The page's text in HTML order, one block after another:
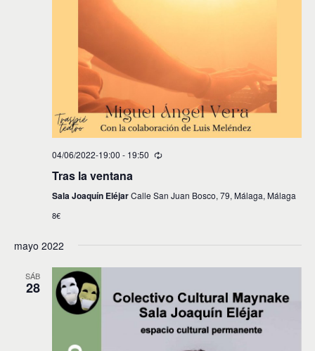
04/06/2022-19:00 - 19:50
Tras la ventana
Sala Joaquín EléjarCalle San Juan Bosco, 79, Málaga, Málaga
8€
mayo 2022
SÁB
28